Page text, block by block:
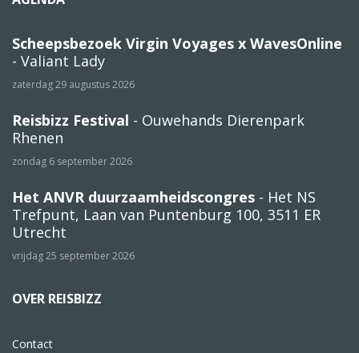
Scheepsbezoek Virgin Voyages x WavesOnline
- Valiant Lady
zaterdag 29 augustus 2026
Reisbizz Festival - Ouwehands Dierenpark
Rhenen
zondag 6 september 2026
Het ANVR duurzaamheidscongres - Het NS
Trefpunt, Laan van Puntenburg 100, 3511 ER
Utrecht
vrijdag 25 september 2026
OVER REISBIZZ
Contact